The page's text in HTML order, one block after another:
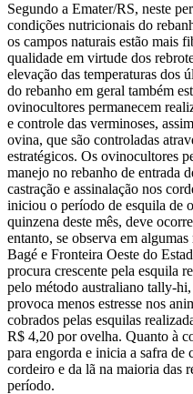
Segundo a Emater/RS, neste
condições nutricionais do
os campos naturais estão mais
qualidade em virtude dos
elevação das temperaturas dos
do rebanho em geral também
ovinocultores permanecem
e controle das verminoses,
ovina, que são controladas
estratégicos. Os ovinocultores
manejo no rebanho de entrada
castração e assinalação nos
iniciou o período de esquila de
quinzena deste mês, deve
entanto, se observa em
Bagé e Fronteira Oeste do
procura crescente pela esquila
pelo método australiano tally-
provoca menos estresse nos
cobrados pelas esquilas
R$ 4,20 por ovelha. Quanto à
para engorda e inicia a safra de
cordeiro e da lã na maioria das
período.